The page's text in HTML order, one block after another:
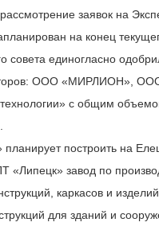
заявок на
на конец
совета единогласно
ООО «МИРЛИОН»,
с общим
построить на
завод по
каркасов и
для зданий и